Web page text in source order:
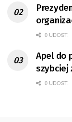
0 UDOST.
Apel do
szybciej
0 UDOST.